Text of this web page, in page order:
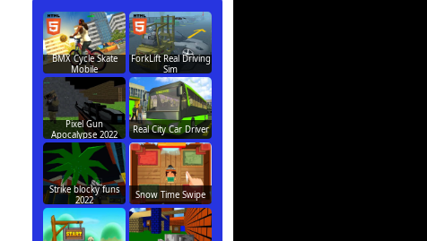
BMX Cycle Skate
Mobile
ForkLift Real Driving
Sim
Pixel Gun
Apocalypse 2022
Real City Car Driver
Strike blocky funs
2022
Snow Time Swipe